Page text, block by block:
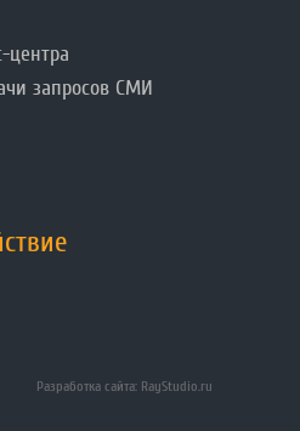
центра
запросов СМИ
Разработка сайта: RayStudio.ru